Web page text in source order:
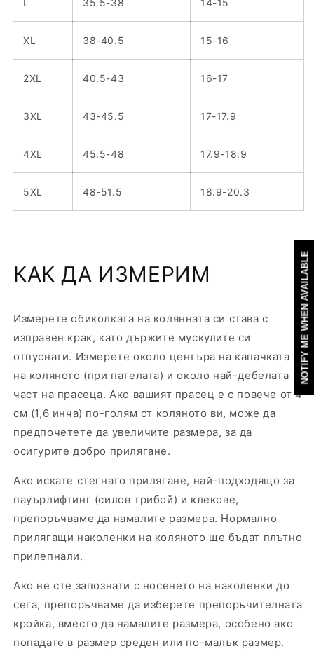
35.5-38 14-15
XL 38-40.5 15-16
2XL 40.5-43 16-17
3XL 43-45.5 17-17.9
4XL 45.5-48 17.9-18.9
5XL 48-51.5 18.9-20.3
КАК ДА ИЗМЕРИМ
Измерете обиколката на колянната си става с
изправен крак, като държите мускулите си
отпуснати. Измерете около центъра на капачката
на коляното (при пателата) и около най-дебелата
част на прасеца. Ако вашият прасец е с повече от 4
см (1,6 инча) по-голям от коляното ви, може да
предпочетете да увеличите размера, за да
осигурите добро прилягане.
Ако искате стегнато прилягане, най-подходящо за
пауърлифтинг (силов трибой) и клекове,
препоръчваме да намалите размера. Нормално
прилягащи наколенки на коляното ще бъдат плътно
прилепнали.
Ако не сте запознати с носенето на наколенки до
сега, препоръчваме да изберете препоръчителната
кройка, вместо да намалите размера, особено ако
попадате в размер среден или по-малък размер.
NOTIFY ME WHEN AVAILABLE